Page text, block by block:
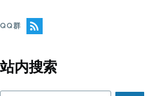
QQ群
站内搜索